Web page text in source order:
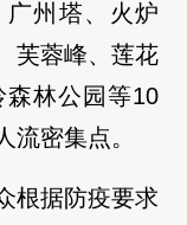
州塔、火炉
芙蓉峰、莲花
林公园等10
流密集点。
根据防疫要求